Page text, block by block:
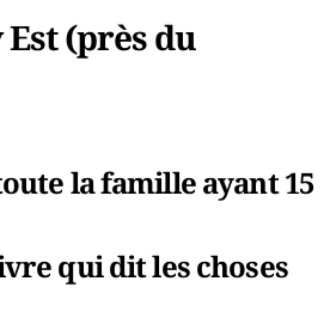
(près du
la famille ayant 15
qui dit les choses